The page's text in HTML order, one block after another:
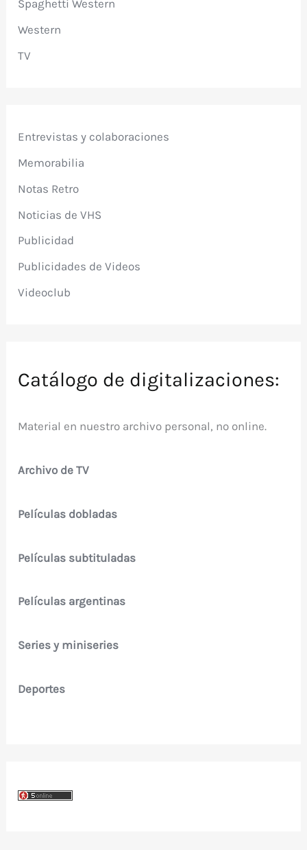
Spaghetti Western
Western
TV
Entrevistas y colaboraciones
Memorabilia
Notas Retro
Noticias de VHS
Publicidad
Publicidades de Videos
Videoclub
Catálogo de digitalizaciones:
Material en nuestro archivo personal, no online.
Archivo de TV
Películas dobladas
Películas subtituladas
Películas argentinas
Series y miniseries
Deportes